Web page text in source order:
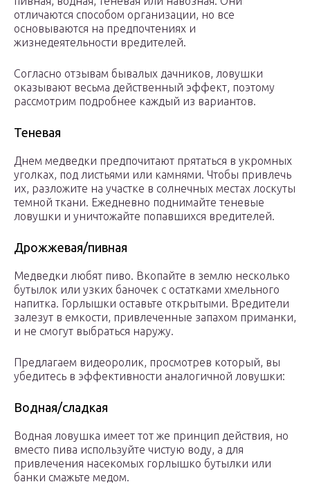
отличаются способом организации, но все
основываются на предпочтениях и
жизнедеятельности вредителей.
Согласно отзывам бывалых дачников, ловушки
оказывают весьма действенный эффект, поэтому
рассмотрим подробнее каждый из вариантов.
Теневая
Днем медведки предпочитают прятаться в укромных
уголках, под листьями или камнями. Чтобы привлечь
их, разложите на участке в солнечных местах лоскуты
темной ткани. Ежедневно поднимайте теневые
ловушки и уничтожайте попавшихся вредителей.
Дрожжевая/пивная
Медведки любят пиво. Вкопайте в землю несколько
бутылок или узких баночек с остатками хмельного
напитка. Горлышки оставьте открытыми. Вредители
залезут в емкости, привлеченные запахом приманки,
и не смогут выбраться наружу.
Предлагаем видеоролик, просмотрев который, вы
убедитесь в эффективности аналогичной ловушки:
Водная/сладкая
Водная ловушка имеет тот же принцип действия, но
вместо пива используйте чистую воду, а для
привлечения насекомых горлышко бутылки или
банки смажьте медом.